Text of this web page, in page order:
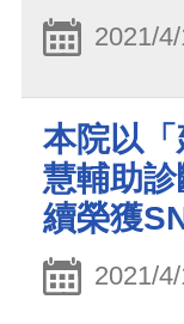
2021/
本院以
慧輔助
續榮獲
2021/